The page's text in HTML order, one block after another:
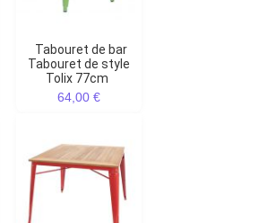
tabouret de bar
Tabouret de style
Tolix 77cm
64,00 €